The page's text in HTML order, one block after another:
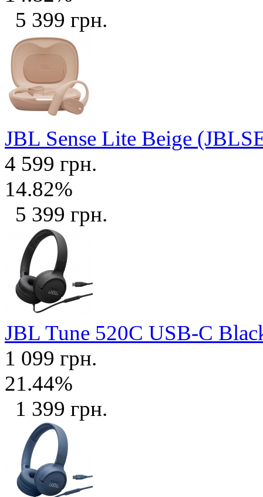
5 399 грн.
JBL Sense Lite Beige
4 599 грн.
14.82%
5 399 грн.
JBL Tune 520C USB-C
1 099 грн.
21.44%
1 399 грн.